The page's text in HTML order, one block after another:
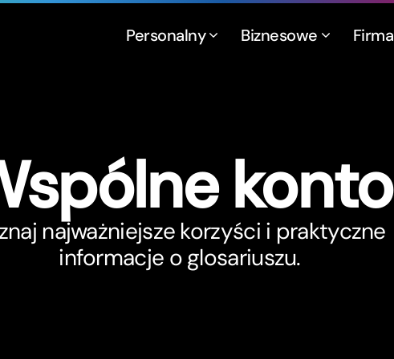
Personalny Biznesowe Firma
konto
najważniejsze korzyści i praktyczne
informacje o glosariuszu.